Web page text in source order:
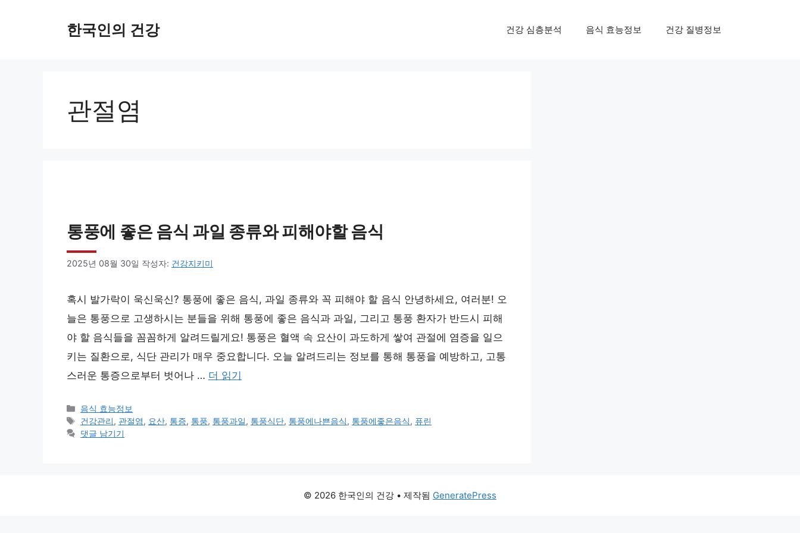
한국인의 건강 건강 심층분석 음식 효능정보 건강 질병정보
관절염
통풍에 좋은 음식 과일 종류와 피해야할 음식
2025년 08월 30일 작성자: 건강지키미
혹시 발가락이 욱신욱신? 통풍에 좋은 음식, 과일 종류와 꼭 피해야 할 음식 안녕하세요, 여러분! 오
늘은 통풍으로 고생하시는 분들을 위해 통풍에 좋은 음식과 과일, 그리고 통풍 환자가 반드시 피해
야 할 음식들을 꼼꼼하게 알려드릴게요! 통풍은 혈액 속 요산이 과도하게 쌓여 관절에 염증을 일으
키는 질환으로, 식단 관리가 매우 중요합니다. 오늘 알려드리는 정보를 통해 통풍을 예방하고, 고통
스러운 통증으로부터 벗어나 … 더 읽기
카
테
고
음식 효능정보
태
그
건강관리, 관절염, 요산, 통증, 통풍, 통풍과일, 통풍식단, 통풍에나쁜음식, 통풍에좋은음식, 퓨린
댓글 남기기
© 2026 한국인의 건강 • 제작됨 GeneratePress